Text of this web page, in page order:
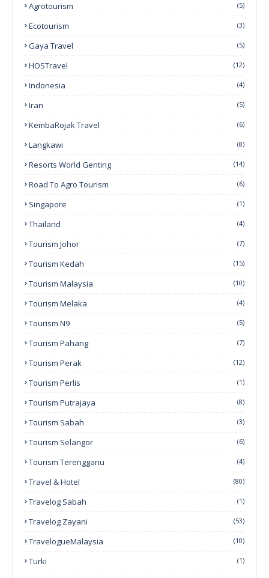
Agrotourism (5)
Ecotourism (3)
Gaya Travel (5)
HOSTravel (12)
Indonesia (4)
Iran (5)
KembaRojak Travel (6)
Langkawi (8)
Resorts World Genting (14)
Road To Agro Tourism (6)
Singapore (1)
Thailand (4)
Tourism Johor (7)
Tourism Kedah (15)
Tourism Malaysia (10)
Tourism Melaka (4)
Tourism N9 (5)
Tourism Pahang (7)
Tourism Perak (12)
Tourism Perlis (1)
Tourism Putrajaya (8)
Tourism Sabah (3)
Tourism Selangor (6)
Tourism Terengganu (4)
Travel & Hotel (80)
Travelog Sabah (1)
Travelog Zayani (53)
TravelogueMalaysia (10)
Turki (1)